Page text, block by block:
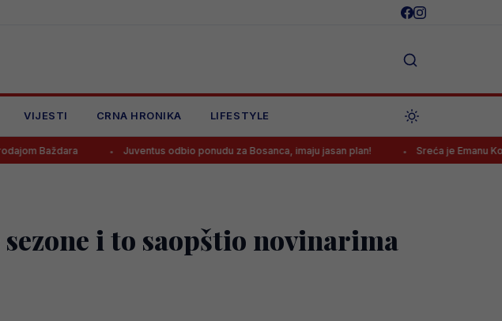
VIJESTI CRNA HRONIKA LIFESTYLE
Juventus odbio ponudu za Bosanca, imaju jasan plan! Sreća je Emanu Košpi ponovo
i to saopštio novinarima